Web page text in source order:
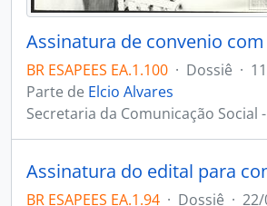
BR ESAPEES EA.1.100 · Dossiê ·
Parte de Elcio Alvares
Secretaria da Comunicação Social -
BR ESAPEES EA.1.94 · Dossiê ·